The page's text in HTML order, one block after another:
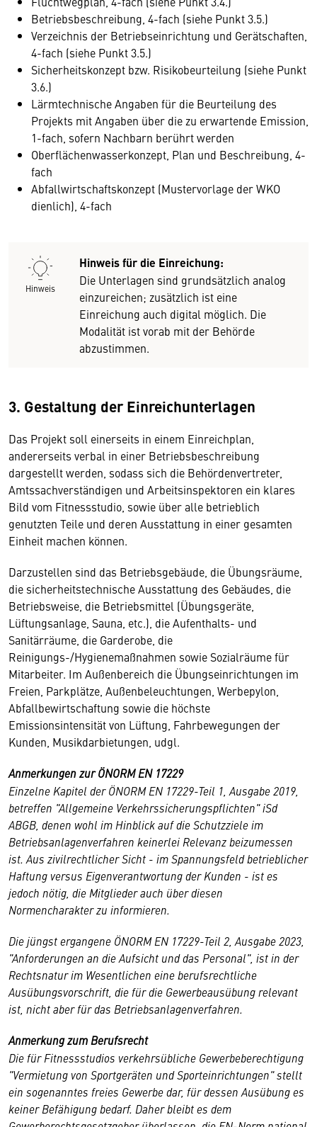
Betriebsbeschreibung, 4-fach (siehe Punkt 3.5.)
Verzeichnis der Betriebseinrichtung und Gerätschaften,
4-fach (siehe Punkt 3.5.)
Sicherheitskonzept bzw. Risikobeurteilung (siehe Punkt
3.6.)
Lärmtechnische Angaben für die Beurteilung des
Projekts mit Angaben über die zu erwartende Emission,
1-fach, sofern Nachbarn berührt werden
Oberflächenwasserkonzept, Plan und Beschreibung, 4-
fach
Abfallwirtschaftskonzept (Mustervorlage der WKO
dienlich), 4-fach
Hinweis
Hinweis für die Einreichung:
Die Unterlagen sind grundsätzlich analog
einzureichen; zusätzlich ist eine
Einreichung auch digital möglich. Die
Modalität ist vorab mit der Behörde
abzustimmen.
3. Gestaltung der Einreichunterlagen
Das Projekt soll einerseits in einem Einreichplan,
andererseits verbal in einer Betriebsbeschreibung
dargestellt werden, sodass sich die Behördenvertreter,
Amtssachverständigen und Arbeitsinspektoren ein klares
Bild vom Fitnessstudio, sowie über alle betrieblich
genutzten Teile und deren Ausstattung in einer gesamten
Einheit machen können.
Darzustellen sind das Betriebsgebäude, die Übungsräume,
die sicherheitstechnische Ausstattung des Gebäudes, die
Betriebsweise, die Betriebsmittel (Übungsgeräte,
Lüftungsanlage, Sauna, etc.), die Aufenthalts- und
Sanitärräume, die Garderobe, die
Reinigungs-/Hygienemaßnahmen sowie Sozialräume für
Mitarbeiter. Im Außenbereich die Übungseinrichtungen im
Freien, Parkplätze, Außenbeleuchtungen, Werbepylon,
Abfallbewirtschaftung sowie die höchste
Emissionsintensität von Lüftung, Fahrbewegungen der
Kunden, Musikdarbietungen, udgl.
Anmerkungen zur ÖNORM EN 17229
Einzelne Kapitel der ÖNORM EN 17229-Teil 1, Ausgabe 2019,
betreffen "Allgemeine Verkehrssicherungspflichten" iSd
ABGB, denen wohl im Hinblick auf die Schutzziele im
Betriebsanlagenverfahren keinerlei Relevanz beizumessen
ist. Aus zivilrechtlicher Sicht - im Spannungsfeld betrieblicher
Haftung versus Eigenverantwortung der Kunden - ist es
jedoch nötig, die Mitglieder auch über diesen
Normencharakter zu informieren.
Die jüngst ergangene ÖNORM EN 17229-Teil 2, Ausgabe 2023,
"Anforderungen an die Aufsicht und das Personal", ist in der
Rechtsnatur im Wesentlichen eine berufsrechtliche
Ausübungsvorschrift, die für die Gewerbeausübung relevant
ist, nicht aber für das Betriebsanlagenverfahren.
Anmerkung zum Berufsrecht
Die für Fitnessstudios verkehrsübliche Gewerbeberechtigung
"Vermietung von Sportgeräten und Sporteinrichtungen" stellt
ein sogenanntes freies Gewerbe dar, für dessen Ausübung es
keiner Befähigung bedarf. Daher bleibt es dem